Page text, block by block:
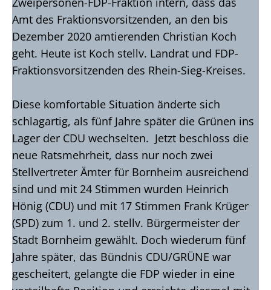
Amt des Fraktionsvorsitzenden, an den bis
Dezember 2020 amtierenden Christian Koch
geht. Heute ist Koch stellv. Landrat und FDP-
Fraktionsvorsitzenden des Rhein-Sieg-Kreises.
Diese komfortable Situation änderte sich
schlagartig, als fünf Jahre später die Grünen ins
Lager der CDU wechselten. Jetzt beschloss die
neue Ratsmehrheit, dass nur noch zwei
Stellvertreter Ämter für Bornheim ausreichend
sind und mit 24 Stimmen wurden Heinrich
Hönig (CDU) und mit 17 Stimmen Frank Krüger
(SPD) zum 1. und 2. stellv. Bürgermeister der
Stadt Bornheim gewählt. Doch wiederum fünf
Jahre später, das Bündnis CDU/GRÜNE war
gescheitert, gelangte die FDP wieder in eine